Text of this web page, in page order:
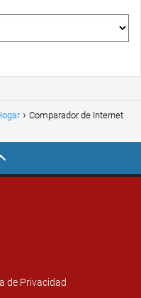
Comparador de Internet
de Privacidad